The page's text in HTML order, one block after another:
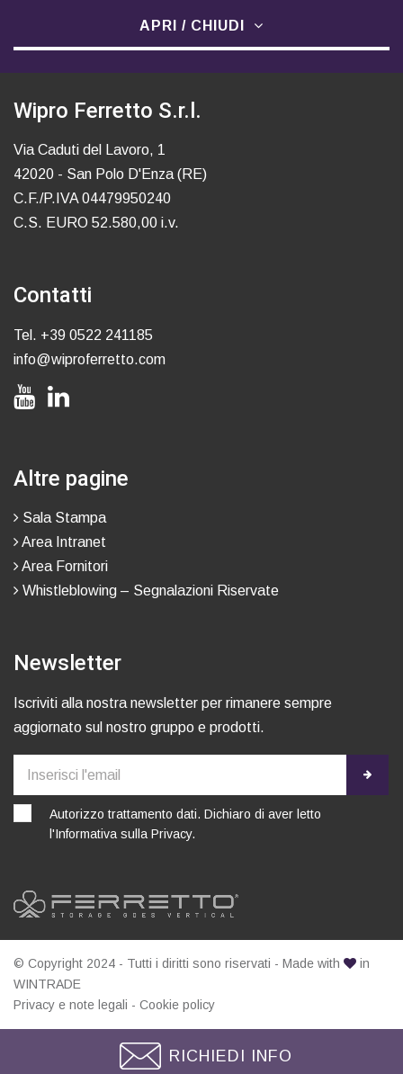
APRI / CHIUDI
Wipro Ferretto S.r.l.
Via Caduti del Lavoro, 1
42020 - San Polo D'Enza (RE)
C.F./P.IVA 04479950240
C.S. EURO 52.580,00 i.v.
Contatti
Tel. +39 0522 241185
info@wiproferretto.com
Altre pagine
Sala Stampa
Area Intranet
Area Fornitori
Whistleblowing – Segnalazioni Riservate
Newsletter
Iscriviti alla nostra newsletter per rimanere sempre
aggiornato sul nostro gruppo e prodotti.
Autorizzo trattamento dati. Dichiaro di aver letto
l'Informativa sulla Privacy.
© Copyright 2024 - Tutti i diritti sono riservati - Made with
in
WINTRADE
Privacy e note legali - Cookie policy
RICHIEDI INFO